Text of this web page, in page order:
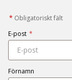
* Obligatoriskt fält
E-post *
Förnamn